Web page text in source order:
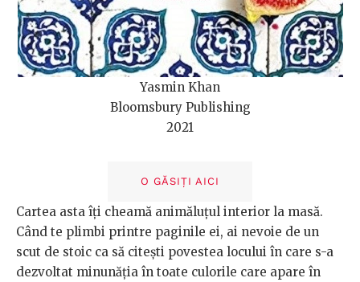
Yasmin Khan
Bloomsbury Publishing
2021
O GĂSIȚI AICI
Cartea asta îți cheamă animăluțul interior la masă.
Când te plimbi printre paginile ei, ai nevoie de un
scut de stoic ca să citești povestea locului în care s-a
dezvoltat minunăția în toate culorile care apare în